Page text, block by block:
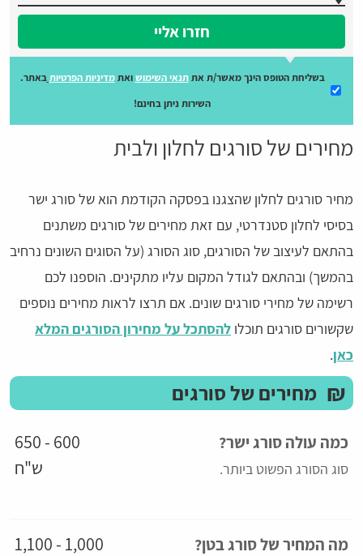
חזרו אליי
בשליחת הטופס הינך מאשר/ת אתתנאי השימושואתמדיניות הפרטיות באתר.
השירות ניתן בחינם!
מחירים של סורגים לחלון ולבית
מחיר סורגים לחלון שהצגנו בפסקה הקודמת הוא של סורג ישר
בסיסי לחלון סטנדרטי, עם זאת מחירים של סורגים משתנים
בהתאם לעיצוב של הסורגים, סוג הסורג (על הסוגים השונים נרחיב
בהמשך) ובהתאם לגודל המקום עליו מתקינים. הוספנו לכם
רשימה של מחירי סורגים שונים. אם תרצו לראות מחירים נוספים
שקשורים סורגים תוכלו להסתכל על מחירון הסורגים המלא
כאן.
₪ מחירים של סורגים
כמה עולה סורג ישר?
סוג הסורג הפשוט ביותר.
600 - 650
ש"ח
מה המחיר של סורג בטן?
1,000 - 1,100